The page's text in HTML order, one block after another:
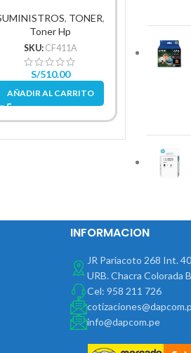
, TONER,
Toner Hp
SKU: CF411A
S/510.00
AÑADIR AL CARRITO
SKU:
INFORMACION
JR Pariacoto 268 Int.
URB. Chacra Colorada
Cel: 958 211 726
info@dapcom.pe